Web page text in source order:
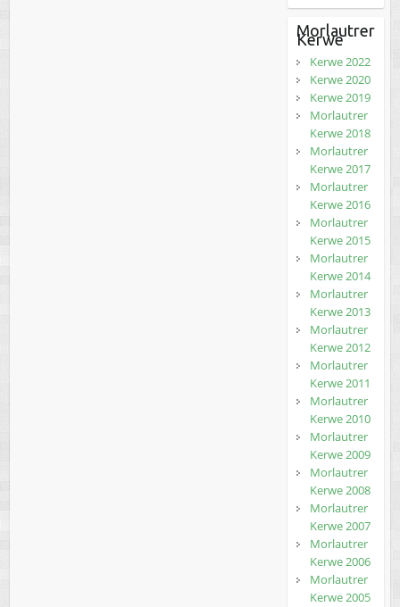
Morlautrer
Kerwe
Kerwe 2022
Kerwe 2020
Kerwe 2019
Morlautrer
Kerwe 2018
Morlautrer
Kerwe 2017
Morlautrer
Kerwe 2016
Morlautrer
Kerwe 2015
Morlautrer
Kerwe 2014
Morlautrer
Kerwe 2013
Morlautrer
Kerwe 2012
Morlautrer
Kerwe 2011
Morlautrer
Kerwe 2010
Morlautrer
Kerwe 2009
Morlautrer
Kerwe 2008
Morlautrer
Kerwe 2007
Morlautrer
Kerwe 2006
Morlautrer
Kerwe 2005